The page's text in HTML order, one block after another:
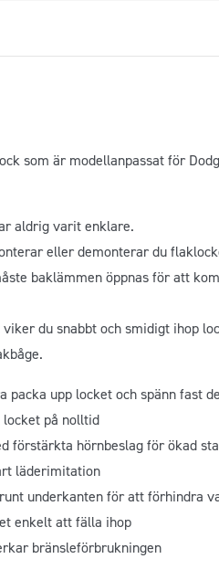
som är modellanpassat för
aldrig varit enklare.
eller demonterar du
baklämmen öppnas för att
du snabbt och smidigt ihop
packa upp locket och spänn fast
locket på nolltid
förstärkta hörnbeslag för ökad
läderimitation
underkanten för att förhindra
enkelt att fälla ihop
bränsleförbrukningen